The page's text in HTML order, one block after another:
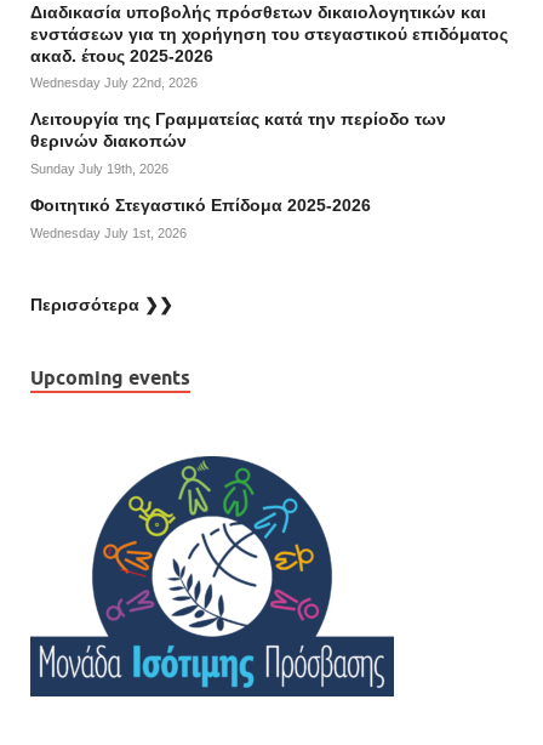
Διαδικασία υποβολής πρόσθετων δικαιολογητικών και
ενστάσεων για τη χορήγηση του στεγαστικού επιδόματος
ακαδ. έτους 2025-2026
Wednesday July 22nd, 2026
Λειτουργία της Γραμματείας κατά την περίοδο των
θερινών διακοπών
Sunday July 19th, 2026
Φοιτητικό Στεγαστικό Επίδομα 2025-2026
Wednesday July 1st, 2026
Περισσότερα ❯❯
Upcoming events